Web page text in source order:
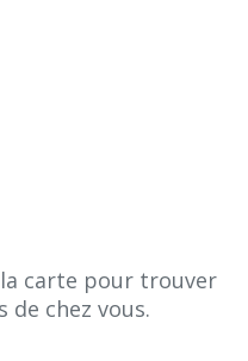
carte pour trouver
chez vous.